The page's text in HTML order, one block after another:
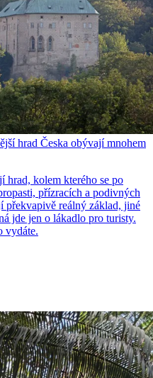
hrad Česka obývají mnohem
kolem kterého se po
přízracích a podivných
překvapivě reálný základ, jiné
jde jen o lákadlo pro turisty.
vydáte.